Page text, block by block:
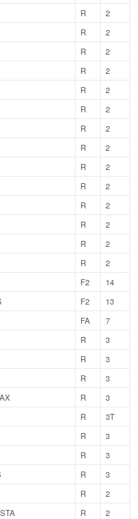
R
2
R
2
R
2
R
2
R
2
R
2
R
2
R
2
R
2
R
2
R
2
R
2
R
2
R
2
F2
14
F2
13
FA
7
R
3
R
3
R
3
R
3
R
3T
R
3
R
3
R
3
R
2
R
2